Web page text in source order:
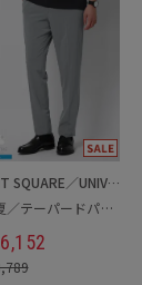
SUIT SQUARE／UNIVERSAL LANGUAGE
春夏／テーパードパンツ
6,152